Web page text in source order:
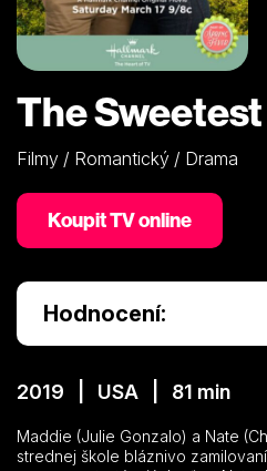
The
Filmy / Romantický / Drama
Koupit TV online
Hodnocení:
2019 | USA | 81 min
Maddie (Julie Gonzalo) a Nate
strednej škole bláznivo